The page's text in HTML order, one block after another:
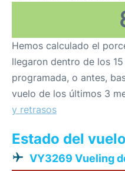
Hemos calculado el
llegaron dentro de los
programada, o antes,
vuelo de los últimos 3
y retrasos
Estado del vuelo
VY3269 Vueling